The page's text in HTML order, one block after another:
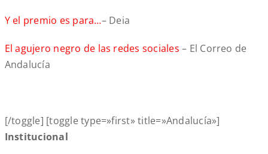
Y el premio es para…– Deia
El agujero negro de las redes sociales – El Correo de
Andalucía
[/toggle] [toggle type=»first» title=»Andalucía»]
Institucional